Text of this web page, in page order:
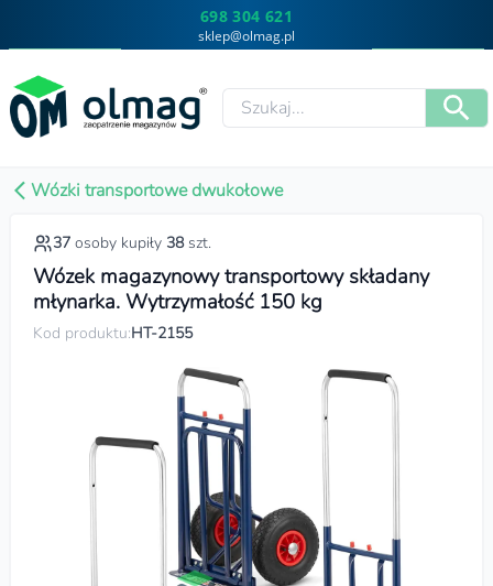
698 304 621
sklep@olmag.pl
Wózki transportowe dwukołowe
37 osoby kupiły 38szt.
Wózek magazynowy transportowy składany
młynarka. Wytrzymałość 150 kg
Kod produktu:HT-2155